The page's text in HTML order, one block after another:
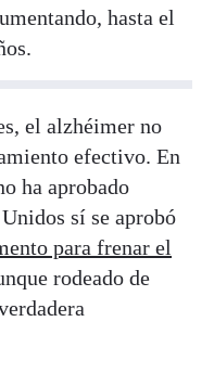
hasta el
el alzhéimer no
efectivo. En
ha aprobado
sí se aprobó
para frenar el
rodeado de